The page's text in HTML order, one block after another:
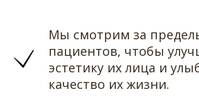
Мы смотрим за
пациентов, чтобы
эстетику их лица и
качество их жизни.